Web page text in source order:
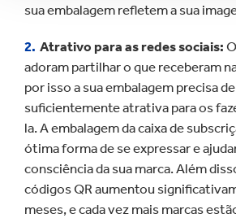
sua embalagem refletem a sua
Atrativo para as redes sociais:
adoram partilhar o que receberam
por isso a sua embalagem precisa
suficientemente atrativa para os
la. A embalagem da caixa de
ótima forma de se expressar e
consciência da sua marca. Além
códigos QR aumentou
meses, e cada vez mais marcas